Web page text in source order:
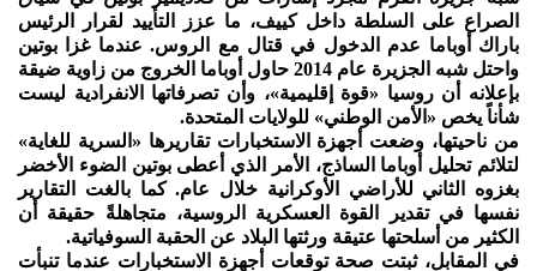
الصراع على السلطة داخل كييف، ما عزز التأييد لقرار الرئيس
باراك أوباما عدم الدخول في قتال مع الروس. عندما غزا بوتين
واحتل شبه الجزيرة عام 2014 حاول أوباما الخروج من زاوية ضيقة
بإعلانه أن روسيا «قوة إقليمية»، وأن تصرفاتها الانفرادية ليست
شأناً يخص «الأمن الوطني» للولايات المتحدة.
من ناحيتها، وضعت أجهزة الاستخبارات تقاريرها «السرية للغاية»
لتلائم تحليل أوباما الساذج، الأمر الذي أعطى بوتين الضوء الأخضر
بغزوه الثاني للأراضي الأوكرانية خلال عام. كما بالغت التقارير
نفسها في تقدير القوة العسكرية الروسية، متجاهلةً حقيقة أن
الكثير من أسلحتها عتيقة ورثتها البلاد عن الحقبة السوفياتية.
في المقابل، ثبتت صحة توقعات أجهزة الاستخبارات عندما تنبأت